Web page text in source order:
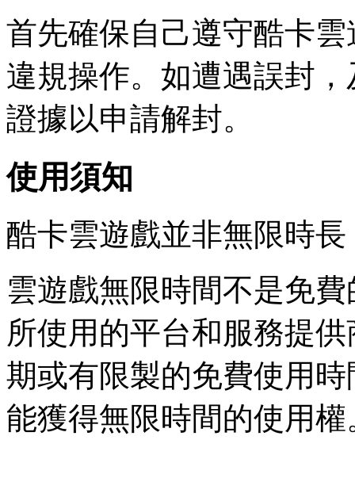
首先確保自己遵守酷卡
違規操作。如遭遇誤封
證據以申請解封。
使用須知
酷卡雲遊戲並非無限時長
雲遊戲無限時間不是免
所使用的平台和服務提
期或有限製的免費使用
能獲得無限時間的使用權